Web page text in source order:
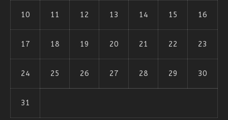
10 11 12 13 14 15 16
17 18 19 20 21 22 23
24 25 26 27 28 29 30
31